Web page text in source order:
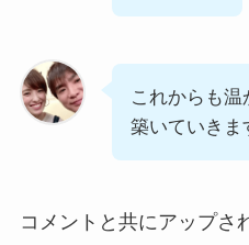
これからも温
築いていきま
コメントと共にアップさ